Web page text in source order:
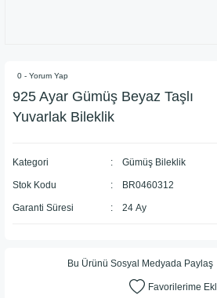
0 - Yorum Yap
925 Ayar Gümüş Beyaz Taşlı
Yuvarlak Bileklik
Kategori Gümüş Bileklik
Stok Kodu BR0460312
Garanti Süresi 24 Ay
Bu Ürünü Sosyal Medyada Paylaş